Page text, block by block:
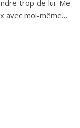
trop de lui. Me
avec moi-même…